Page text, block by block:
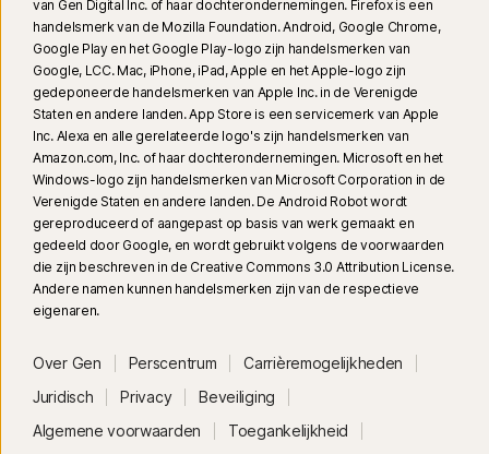
van Gen Digital Inc. of haar dochterondernemingen. Firefox is een
handelsmerk van de Mozilla Foundation. Android, Google Chrome,
Google Play en het Google Play-logo zijn handelsmerken van
Google, LCC. Mac, iPhone, iPad, Apple en het Apple-logo zijn
gedeponeerde handelsmerken van Apple Inc. in de Verenigde
Staten en andere landen. App Store is een servicemerk van Apple
Inc. Alexa en alle gerelateerde logo's zijn handelsmerken van
Amazon.com, Inc. of haar dochterondernemingen. Microsoft en het
Windows-logo zijn handelsmerken van Microsoft Corporation in de
Verenigde Staten en andere landen. De Android Robot wordt
gereproduceerd of aangepast op basis van werk gemaakt en
gedeeld door Google, en wordt gebruikt volgens de voorwaarden
die zijn beschreven in de Creative Commons 3.0 Attribution License.
Andere namen kunnen handelsmerken zijn van de respectieve
eigenaren.
Over Gen Perscentrum
Carrièremogelijkheden
Juridisch
Privacy
Beveiliging
Algemene voorwaarden
Toegankelijkheid